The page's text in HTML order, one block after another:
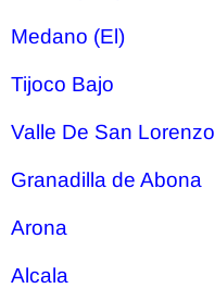
Medano (El)
Tijoco Bajo
Valle De San Lorenzo
Granadilla de Abona
Arona
Alcala